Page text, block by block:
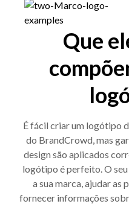
Que
É fácil criar um logótipo
do BrandCrowd, mas
design são aplicados
logótipo é perfeito. O
a sua marca, ajudar as
fornecer informações